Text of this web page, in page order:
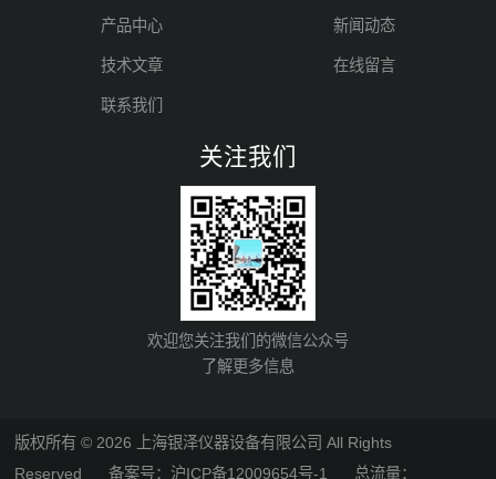
产品中心 新闻动态
技术文章 在线留言
联系我们
关注我们
欢迎您关注我们的微信公众号
了解更多信息
版权所有 © 2026 上海银泽仪器设备有限公司 All Rights
Reserved备案号：沪ICP备12009654号-1 总流量：